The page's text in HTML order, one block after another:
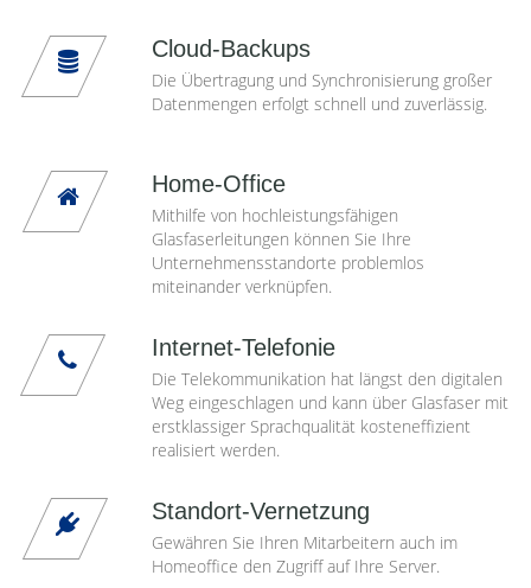
Cloud-Backups
Die Übertragung und Synchronisierung großer
Datenmengen erfolgt schnell und zuverlässig.
Home-Office
Mithilfe von hochleistungsfähigen
Glasfaserleitungen können Sie Ihre
Unternehmensstandorte problemlos
miteinander verknüpfen.
Internet-Telefonie
Die Telekommunikation hat längst den digitalen
Weg eingeschlagen und kann über Glasfaser mit
erstklassiger Sprachqualität kosteneffizient
realisiert werden.
Standort-Vernetzung
Gewähren Sie Ihren Mitarbeitern auch im
Homeoffice den Zugriff auf Ihre Server.